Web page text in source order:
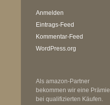
Anmelden
Eintrags-Feed
Kommentar-Feed
WordPress.org
Als amazon-Partner
bekommen wir eine Prämie
bei qualifizierten Käufen.